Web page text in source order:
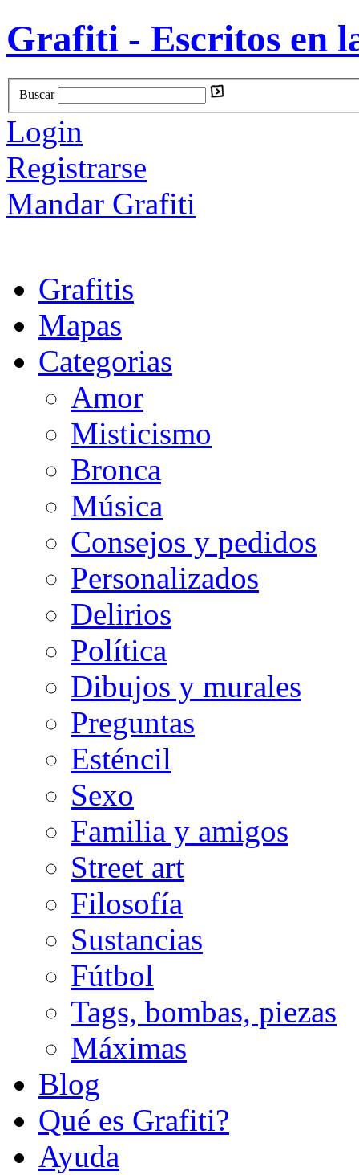
Grafiti - Escritos en
Buscar
Login
Registrarse
Mandar Grafiti
Grafitis
Mapas
Categorias
Amor
Misticismo
Bronca
Música
Consejos y pedidos
Personalizados
Delirios
Política
Dibujos y murales
Preguntas
Esténcil
Sexo
Familia y amigos
Street art
Filosofía
Sustancias
Fútbol
Tags, bombas, piezas
Máximas
Blog
Qué es Grafiti?
Ayuda